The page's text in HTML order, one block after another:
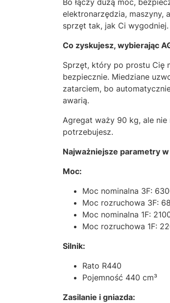
elektronarzędzia, maszyny,
sprzęt tak, jak Ci wygodniej.
Co zyskujesz, wybierając
Sprzęt, który po prostu Cię
bezpiecznie. Miedziane
zatarciem, bo
awarią.
Agregat waży 90 kg, ale
potrzebujesz.
Najważniejsze parametry w
Moc:
Moc nominalna 3F:
Moc rozruchowa 3F:
Moc nominalna 1F:
Moc rozruchowa 1F:
Silnik:
Rato R440
Pojemność 440 cm³
Zasilanie i gniazda: